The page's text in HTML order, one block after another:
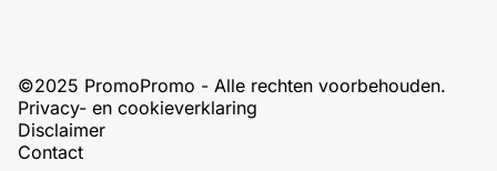
©2025 PromoPromo - Alle rechten voorbehouden.
Privacy- en cookieverklaring
Disclaimer
Contact